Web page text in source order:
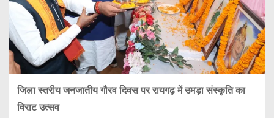
जिला स्तरीय जनजातीय गौरव दिवस पर रायगढ़ में उमड़ा संस्कृति का
विराट उत्सव